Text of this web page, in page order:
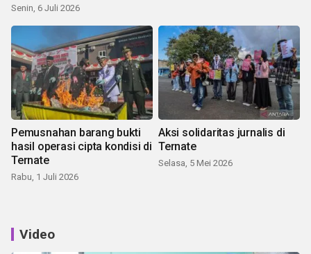
Senin, 6 Juli 2026
Pemusnahan barang bukti
hasil operasi cipta kondisi di
Ternate
Rabu, 1 Juli 2026
Aksi solidaritas jurnalis di
Ternate
Selasa, 5 Mei 2026
Video